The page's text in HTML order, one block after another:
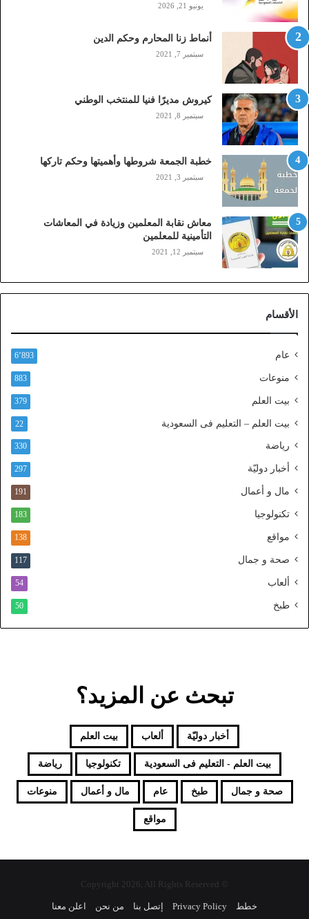
ل
(
s
,
م
و
ب
ا
ي
ل
ي
ز
ي
ن
)
ا
ل
ف
ا
ا
ط
ا
م
و
د
يونيو 21, 2026
أنماط زنا المحارم وحكم الدين
سبتمبر 7, 2021
كيروش مديرًا فنيا للمنتخب الوطني
سبتمبر 8, 2021
خطبة الجمعة شروطها وأهميتها وحكم تاركها
سبتمبر 3, 2021
معاش نقابة المعلمين وزيادة في المعاشات
التأمينية للمعلمين
سبتمبر 12, 2021
الأقسام
عام 6٬893
منوعات 883
بيت العلم 379
بيت العلم – التعليم فى السعودية 22
رياضة 330
أخبار دوليّة 297
مال و أعمال 191
تكنولوجيا 183
مواقع 138
صحة و جمال 117
ألعاب 54
طبخ 50
تبحث عن المزيد؟
أخبار دوليّة ألعاب بيت العلم
بيت العلم - التعليم فى السعودية تكنولوجيا رياضة
صحة و جمال طبخ عام مال و أعمال منوعات
مواقع
خطط Privacy Policy إتصل بنا من نحن اعلن معنا